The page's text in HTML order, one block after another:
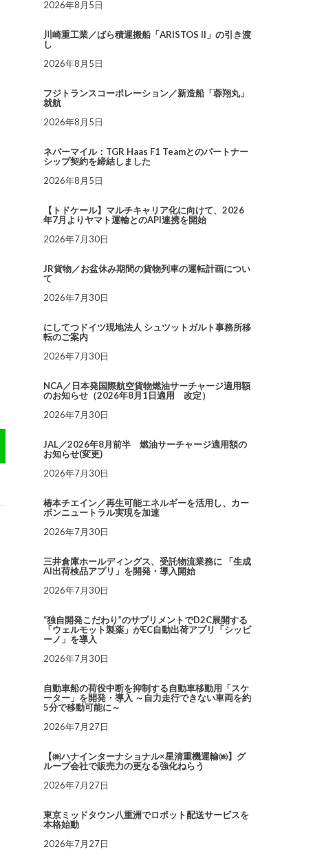
2026年8月5日
川崎重工業／ばら積運搬船「ARISTOS II」の引き渡
し
2026年8月5日
フジトランスコーポレーション／新造船「蓉翔丸」
就航
2026年8月5日
ネバーマイル：TGR Haas F1 Teamとのパートナー
シップ契約を締結しました
2026年8月5日
【トドケール】マルチキャリア化に向けて、2026
年7月よりヤマト運輸とのAPI連携を開始
2026年7月30日
JR貨物／お盆休み期間の貨物列車の運転計画につい
て
2026年7月30日
にしてつドイツ現地法人 シュツットガルト事務所移
転のご案内
2026年7月30日
NCA／日本発国際航空貨物燃油サーチャージ適用額
のお知らせ（2026年8月1日適用 改定）
2026年7月30日
JAL／2026年8月前半 燃油サーチャージ適用額の
お知らせ(変更)
2026年7月30日
椿本チエイン／再生可能エネルギーを活用し、カー
ボンニュートラル実現を加速
2026年7月30日
三井倉庫ホールディングス、受託物流業務に 「生成
AI出荷検品アプリ」を開発・導入開始
2026年7月30日
“独自開発こだわり”のサプリメントでD2C展開する
「ウェルモット製薬」がEC自動出荷アプリ「シッピ
ーノ」を導入
2026年7月30日
自動車船の荷役中断を抑制する自動車移動用「スケ
ーター」を開発・導入 ～自力走行できない車両を約
5分で移動可能に～
2026年7月27日
【㈱ハナインターナショナル×星清重機運輸㈱】グ
ループ会社で販売力の更なる強化ねらう
2026年7月27日
東京ミッドタウン八重洲でロボット配送サービスを
本格始動
2026年7月27日